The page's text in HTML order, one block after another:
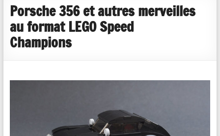
reviews
Porsche 356 et autres merveilles
au format LEGO Speed
Champions